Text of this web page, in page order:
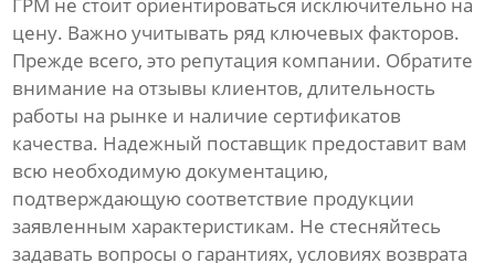
ГРМ не стоит ориентироваться исключительно на
цену. Важно учитывать ряд ключевых факторов.
Прежде всего, это репутация компании. Обратите
внимание на отзывы клиентов, длительность
работы на рынке и наличие сертификатов
качества. Надежный поставщик предоставит вам
всю необходимую документацию,
подтверждающую соответствие продукции
заявленным характеристикам. Не стесняйтесь
задавать вопросы о гарантиях, условиях возврата